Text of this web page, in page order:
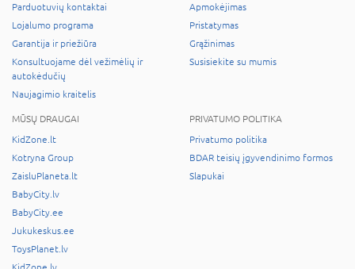
Parduotuvių kontaktai
Lojalumo programa
Garantija ir priežiūra
Konsultuojame dėl vežimėlių ir
autokėdučių
Naujagimio kraitelis
Apmokėjimas
Pristatymas
Grąžinimas
Susisiekite su mumis
MŪSŲ DRAUGAI
KidZone.lt
Kotryna Group
ZaisluPlaneta.lt
BabyCity.lv
BabyCity.ee
Jukukeskus.ee
ToysPlanet.lv
PRIVATUMO POLITIKA
Privatumo politika
BDAR teisių įgyvendinimo formos
Slapukai